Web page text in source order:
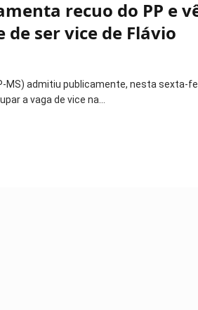
recuo do PP e
ser vice de Flávio
MS) admitiu publicamente, nesta sexta-
a vaga de vice na…